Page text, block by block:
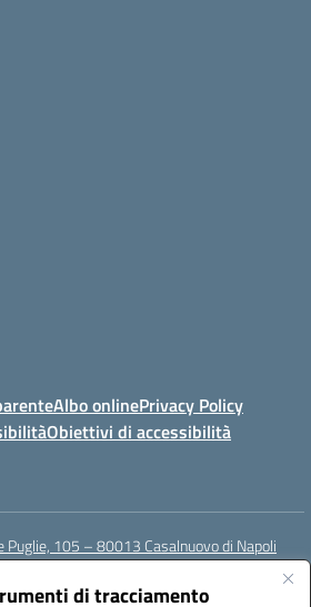
di tracciamento
Albo onlinePrivacy Policy
Obiettivi di accessibilità
Puglie, 105 – 80013 Casalnuovo di Napoli